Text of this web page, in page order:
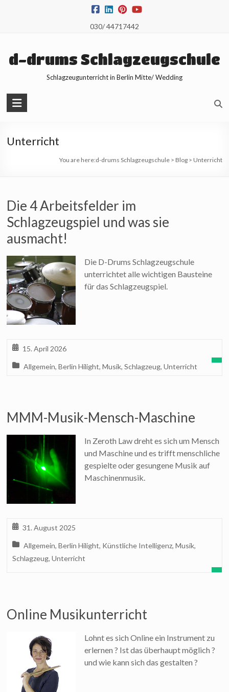
030/ 44717442
d-drums Schlagzeugschule
Schlagzeugunterricht in Berlin Mitte/ Wedding
Unterricht
You are here:d-drums Schlagzeugschule> Blog> Unterricht
Die 4 Arbeitsfelder im
Schlagzeugspiel und was sie
ausmacht!
Die D-Drums Schlagzeugschule
unterrichtet alle wichtigen Bausteine
für das Schlagzeugspiel.
15. April 2026
Allgemein,Berlin Hilight,Musik,Schlagzeug,Unterricht
MMM-Musik-Mensch-Maschine
In Zeroth Law dreht es sich um Mensch
und Maschine und es trifft menschliche
gespielte oder gesungene Musik auf
Maschinenmusik.
31. August 2025
Allgemein,Berlin Hilight, Künstliche Intelligenz,Musik,
Schlagzeug,Unterricht
Online Musikunterricht
Lohnt es sich Online ein Instrument zu
erlernen ? Ist das überhaupt möglich ?
und wie kann sich das gestalten ?